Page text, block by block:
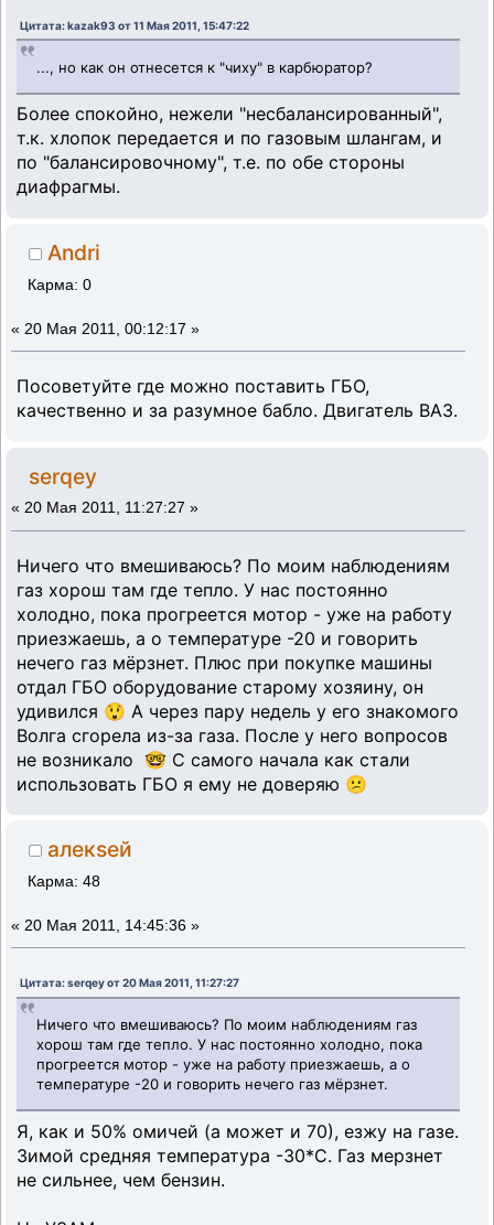
Цитата: kazak93 от 11 Мая 2011, 15:47:22
..., но как он отнесется к "чиху" в карбюратор?
Более спокойно, нежели "несбалансированный",
т.к. хлопок передается и по газовым шлангам, и
по "балансировочному", т.е. по обе стороны
диафрагмы.
Andri
Карма: 0
« 20 Мая 2011, 00:12:17 »
Посоветуйте где можно поставить ГБО,
качественно и за разумное бабло. Двигатель ВАЗ.
serqey
« 20 Мая 2011, 11:27:27 »
Ничего что вмешиваюсь? По моим наблюдениям
газ хорош там где тепло. У нас постоянно
холодно, пока прогреется мотор - уже на работу
приезжаешь, а о температуре -20 и говорить
нечего газ мёрзнет. Плюс при покупке машины
отдал ГБО оборудование старому хозяину, он
удивился 😲 А через пару недель у его знакомого
Волга сгорела из-за газа. После у него вопросов
не возникало 🤓 С самого начала как стали
использовать ГБО я ему не доверяю 😕
алекsей
Карма: 48
« 20 Мая 2011, 14:45:36 »
Цитата: serqey от 20 Мая 2011, 11:27:27
Ничего что вмешиваюсь? По моим наблюдениям газ
хорош там где тепло. У нас постоянно холодно, пока
прогреется мотор - уже на работу приезжаешь, а о
температуре -20 и говорить нечего газ мёрзнет.
Я, как и 50% омичей (а может и 70), езжу на газе.
Зимой средняя температура -30*С. Газ мерзнет
не сильнее, чем бензин.